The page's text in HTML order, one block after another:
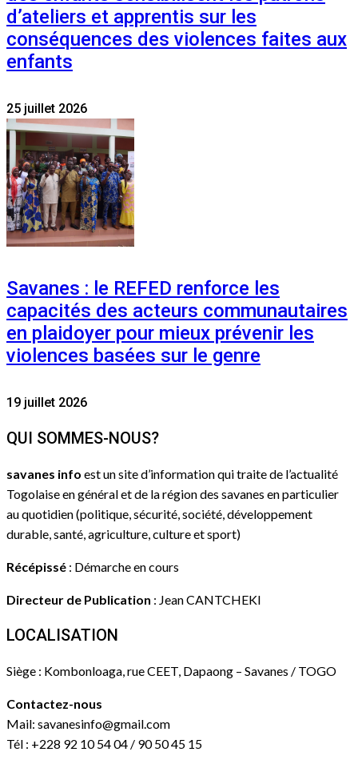
d’ateliers et apprentis sur les
conséquences des violences faites aux
enfants
25 juillet 2026
Savanes : le REFED renforce les
capacités des acteurs communautaires
en plaidoyer pour mieux prévenir les
violences basées sur le genre
19 juillet 2026
QUI SOMMES-NOUS?
savanes info est un site d’information qui traite de l’actualité
Togolaise en général et de la région des savanes en particulier
au quotidien (politique, sécurité, société, développement
durable, santé, agriculture, culture et sport)
Récépissé : Démarche en cours
Directeur de Publication : Jean CANTCHEKI
LOCALISATION
Siège : Kombonloaga, rue CEET, Dapaong – Savanes / TOGO
Contactez-nous
Mail: savanesinfo@gmail.com
Tél : +228 92 10 54 04 / 90 50 45 15